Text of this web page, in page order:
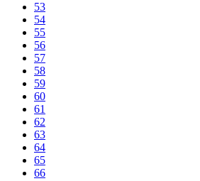
53
54
55
56
57
58
59
60
61
62
63
64
65
66